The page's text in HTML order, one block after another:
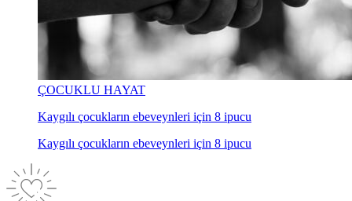
ÇOCUKLU HAYAT
Kaygılı çocukların ebeveynleri için 8 ipucu
Kaygılı çocukların ebeveynleri için 8 ipucu